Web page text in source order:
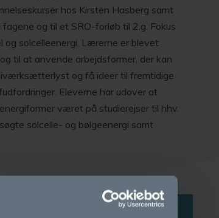
hos Kirsten Hasberg samt
og til et SRO-forløb til 2.g. Fokus
solcelleenergi. Lærerne er blevet
til at anvende arbejdsformer, der kan
og få ideer til fremtidige
Eleverne har udover at
været på studierejser til hhv.
solcelle- og bølgeenergi samt